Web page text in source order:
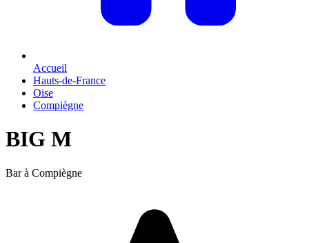
Accueil
Hauts-de-France
Oise
Compiègne
BIG M
Bar à Compiègne